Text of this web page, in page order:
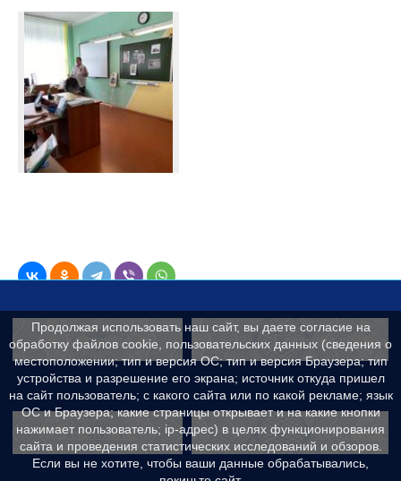
Контакты Сведения об
Реквизиты
Продолжая использовать наш сайт, вы даете согласие на
обработку файлов cookie, пользовательских данных (сведения о
местоположении; тип и версия ОС; тип и версия Браузера; тип
устройства и разрешение его экрана; источник откуда пришел
на сайт пользователь; с какого сайта или по какой рекламе; язык
ОС и Браузера; какие страницы открывает и на какие кнопки
нажимает пользователь; ip-адрес) в целях функционирования
сайта и проведения статистических исследований и обзоров.
Если вы не хотите, чтобы ваши данные обрабатывались,